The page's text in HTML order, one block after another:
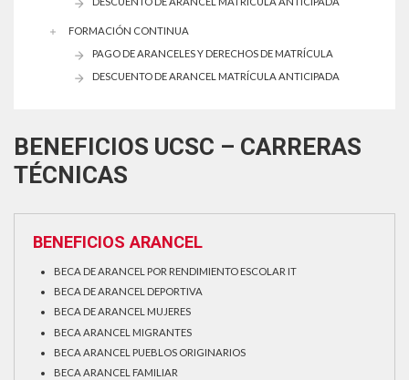
FORMACIÓN CONTINUA
PAGO DE ARANCELES Y DERECHOS DE MATRÍCULA
DESCUENTO DE ARANCEL MATRÍCULA ANTICIPADA
BENEFICIOS UCSC – CARRERAS
TÉCNICAS
BENEFICIOS ARANCEL
BECA DE ARANCEL POR RENDIMIENTO ESCOLAR IT
BECA DE ARANCEL DEPORTIVA
BECA DE ARANCEL MUJERES
BECA ARANCEL MIGRANTES
BECA ARANCEL PUEBLOS ORIGINARIOS
BECA ARANCEL FAMILIAR